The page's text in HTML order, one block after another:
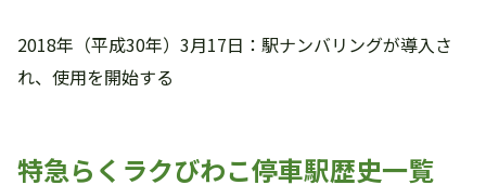
2018年（平成30年）3月17日：駅ナンバリングが導入さ
れ、使用を開始する
特急らくラクびわこ停車駅歴史一覧